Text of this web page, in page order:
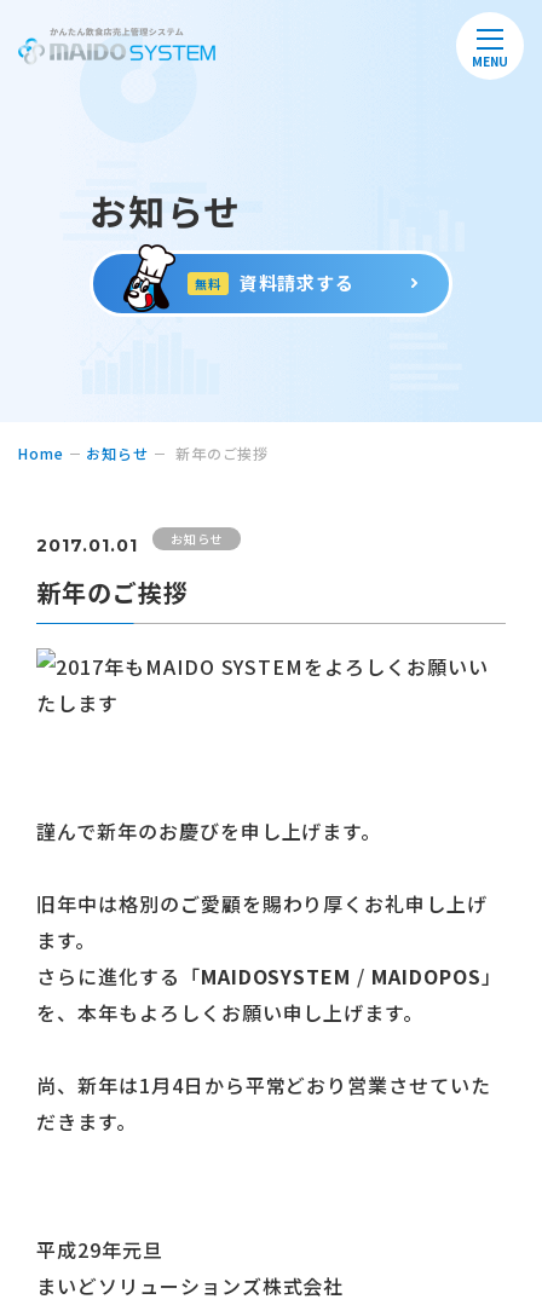
MENU
お知らせ
無料 資料請求する
Home お知らせ 新年のご挨拶
2017.01.01 お知らせ
新年のご挨拶
謹んで新年のお慶びを申し上げます。
旧年中は格別のご愛顧を賜わり厚くお礼申し上げ
ます。
さらに進化する「MAIDOSYSTEM / MAIDOPOS」
を、本年もよろしくお願い申し上げます。
尚、新年は1月4日から平常どおり営業させていた
だきます。
平成29年元旦
まいどソリューションズ株式会社